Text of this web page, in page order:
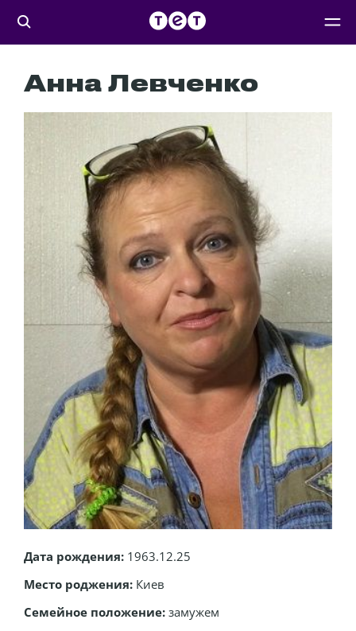
Анна Левченко
Дата рождения: 1963.12.25
Место роджения: Киев
Семейное положение: замужем